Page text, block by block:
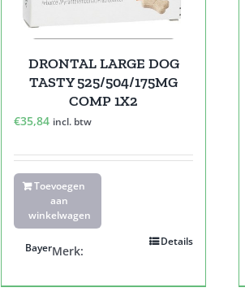
DRONTAL LARGE DOG
TASTY 525/504/175MG
COMP 1X2
€35,84 incl. btw
Toevoegen
aan
winkelwagen
Details
Merk:
Bayer